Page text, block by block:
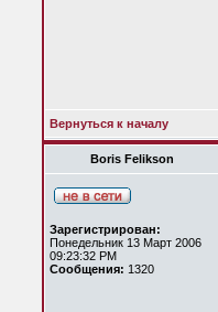
Вернуться к началу
Boris Felikson
Зарегистрирован:
Понедельник 13 Март 2006
09:23:32 PM
Сообщения: 1320